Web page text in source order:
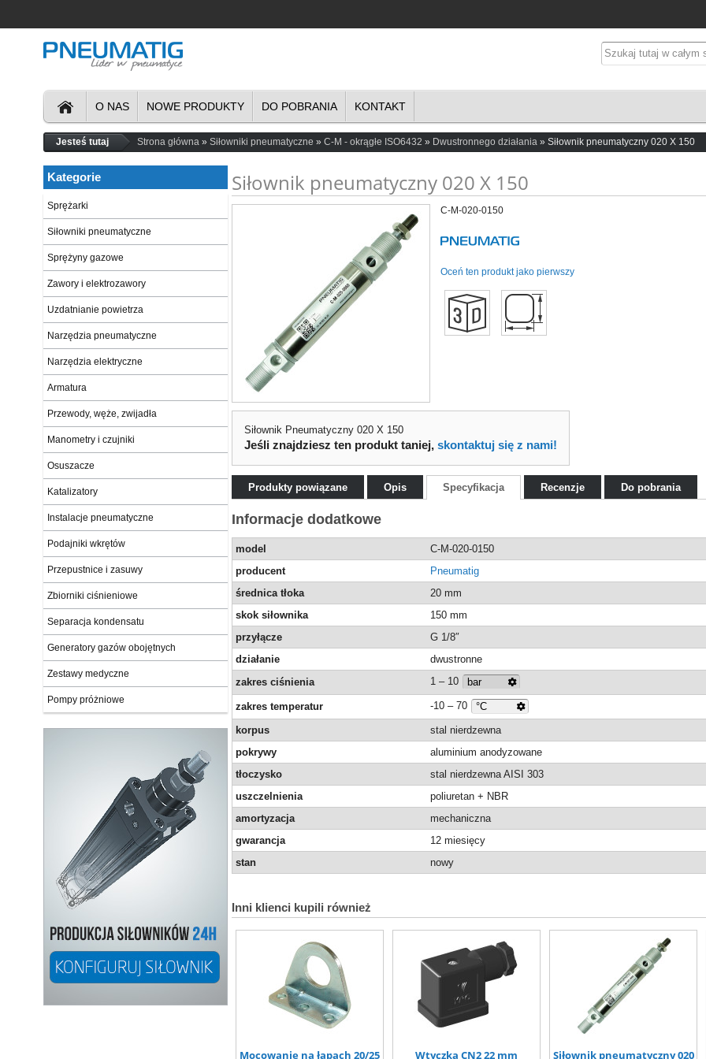
O NAS NOWE PRODUKTY DO POBRANIA KONTAKT
Jesteś tutaj Strona główna Siłowniki pneumatyczne C-M - okrągłe ISO6432 Dwustronnego działania Siłownik pneumatyczny 020 X 150
Siłownik pneumatyczny 020 X 150
C-M-020-0150
Oceń ten produkt jako pierwszy
Siłownik Pneumatyczny 020 X 150
Jeśli znajdziesz ten produkt taniej,skontaktuj się z nami!
Produkty powiązane Opis Specyfikacja Recenzje Do pobrania
Informacje dodatkowe
model
C-M-020-0150
producent
Pneumatig
średnica tłoka
20 mm
skok siłownika
150 mm
przyłącze
G 1/8″
działanie
dwustronne
zakres ciśnienia
1 – 10
zakres temperatur -10 – 70
korpus
stal nierdzewna
pokrywy
aluminium anodyzowane
tłoczysko
stal nierdzewna AISI 303
uszczelnienia
poliuretan + NBR
amortyzacja
mechaniczna
gwarancja
12 miesięcy
stan
nowy
Inni klienci kupili również
Mocowanie na łapach 20/25 Wtyczka CN2 22 mm Siłownik pneumatyczny 020
Kategorie
Sprężarki
Siłowniki pneumatyczne
Sprężyny gazowe
Zawory i elektrozawory
Uzdatnianie powietrza
Narzędzia pneumatyczne
Narzędzia elektryczne
Armatura
Przewody, węże, zwijadła
Manometry i czujniki
Osuszacze
Katalizatory
Instalacje pneumatyczne
Podajniki wkrętów
Przepustnice i zasuwy
Zbiorniki ciśnieniowe
Separacja kondensatu
Generatory gazów obojętnych
Zestawy medyczne
Pompy próżniowe